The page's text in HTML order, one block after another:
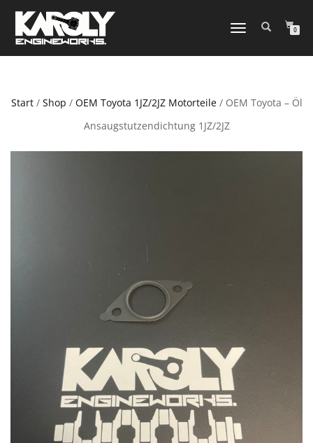
NAVIGATION
0
Start/ Shop / OEM Toyota 1JZ/2JZ Motorteile/ OEM Toyota – Öl
Ansaugstutzendichtung 1JZ/2JZ